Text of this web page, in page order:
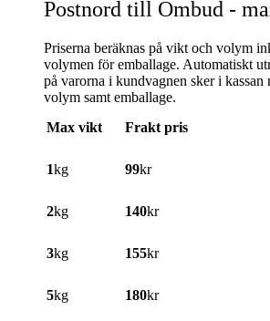
Postnord till Ombud -
Priserna beräknas på vikt och volym
volymen för emballage. Automatiskt
på varorna i kundvagnen sker i
volym samt emballage.
Max vikt
Frakt pris
1kg 99kr
2kg 140kr
3kg 155kr
5kg 180kr